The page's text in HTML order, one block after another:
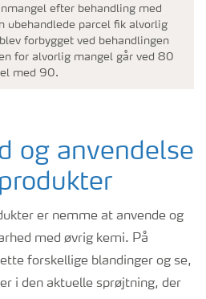
efter behandling med
ubehandlede parcel fik alvorlig
forbygget ved behandlingen
for alvorlig mangel går ved 80
med 90.
og anvendelse
er nemme at anvende og
med øvrig kemi. På
forskellige blandinger og se,
i den aktuelle sprøjtning, der